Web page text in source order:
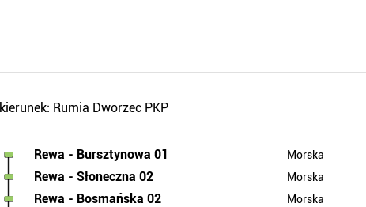
kierunek: Rumia Dworzec PKP
Rewa - Bursztynowa 01 Morska
Rewa - Słoneczna 02 Morska
Rewa - Bosmańska 02 Morska